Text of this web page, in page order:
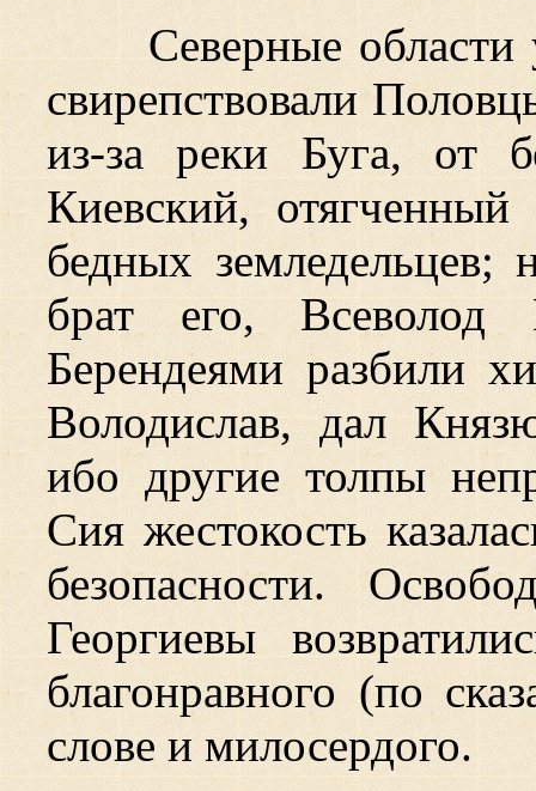
Северные
свирепствовали
из-за реки Буга, от
Киевский,
бедных
брат его,
Берендеями разбили
Володислав, дал
ибо другие толпы
Сия жестокость
безопасности.
Георгиевы
благонравного (по
слове и милосердого.